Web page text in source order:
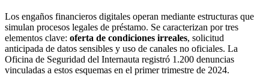
Los engaños financieros digitales operan mediante estructuras que
simulan procesos legales de préstamo. Se caracterizan por tres
elementos clave: oferta de condiciones irreales, solicitud
anticipada de datos sensibles y uso de canales no oficiales. La
Oficina de Seguridad del Internauta registró 1.200 denuncias
vinculadas a estos esquemas en el primer trimestre de 2024.